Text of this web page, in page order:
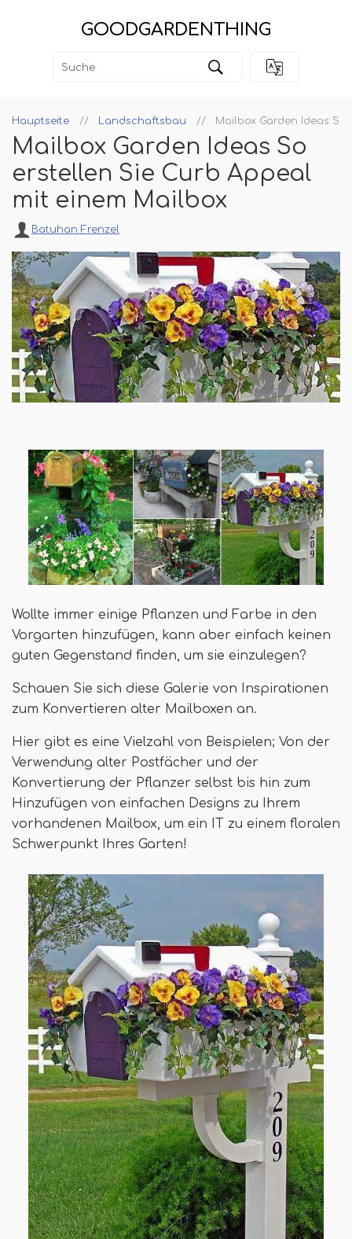
GOODGARDENTHING
Hauptseite Landschaftsbau Mailbox Garden Ideas
Mailbox Garden Ideas So
erstellen Sie Curb Appeal
mit einem Mailbox
Batuhan Frenzel
Wollte immer einige Pflanzen und Farbe in den
Vorgarten hinzufügen, kann aber einfach keinen
guten Gegenstand finden, um sie einzulegen?
Schauen Sie sich diese Galerie von Inspirationen
zum Konvertieren alter Mailboxen an.
Hier gibt es eine Vielzahl von Beispielen; Von der
Verwendung alter Postfächer und der
Konvertierung der Pflanzer selbst bis hin zum
Hinzufügen von einfachen Designs zu Ihrem
vorhandenen Mailbox, um ein IT zu einem floralen
Schwerpunkt Ihres Garten!